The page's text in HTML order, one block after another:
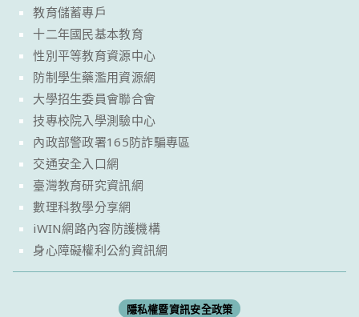
教育儲蓄專戶
十二年國民基本教育
性別平等教育資源中心
防制學生藥濫用資源網
大學招生委員會聯合會
技專校院入學測驗中心
內政部警政署165防詐騙專區
交通安全入口網
臺灣教育研究資訊網
數理科教學分享網
iWIN網路內容防護機構
身心障礙權利公約資訊網
隱私權暨資訊安全政策